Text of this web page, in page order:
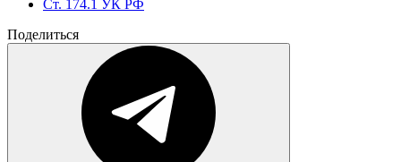
Ст. 174.1 УК РФ
Поделиться